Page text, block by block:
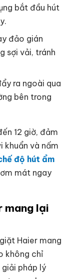
bắt đầu hút
đảo gián
sợi vải, tránh
ra ngoài qua
bên trong
12 giờ, đảm
khuẩn và nấm
độ hút ẩm
mát ngay
mang lại
Haier mang
không chỉ
pháp lý